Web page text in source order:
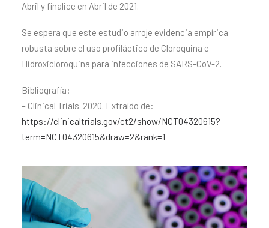
Abril y finalice en Abril de 2021.
Se espera que este estudio arroje evidencia empírica
robusta sobre el uso profiláctico de Cloroquina e
Hidroxicloroquina para infecciones de SARS-CoV-2.
Bibliografía:
– Clinical Trials. 2020. Extraído de:
https://clinicaltrials.gov/ct2/show/NCT04320615?
term=NCT04320615&draw=2&rank=1